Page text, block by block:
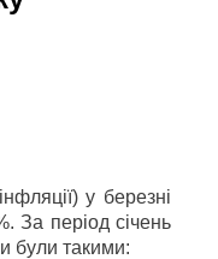
у березні
За період січень
були такими: